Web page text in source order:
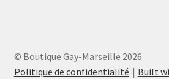
© Boutique Gay-Marseille 2026
Politique de confidentialité
Built